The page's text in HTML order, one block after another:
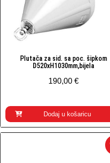
Brzi pogled
Plutača za sid. sa poc. šipkom
D520xH1030mm,bijela
190,00 €
Dodaj u košaricu